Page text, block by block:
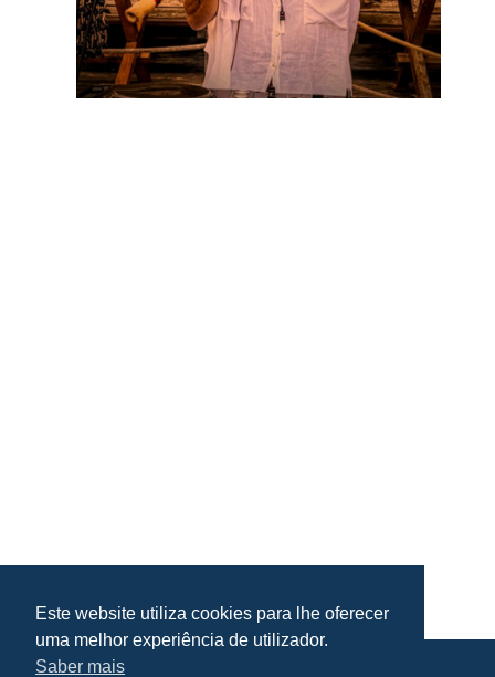
Este website utiliza cookies para lhe oferecer
uma melhor experiência de utilizador.
Saber mais